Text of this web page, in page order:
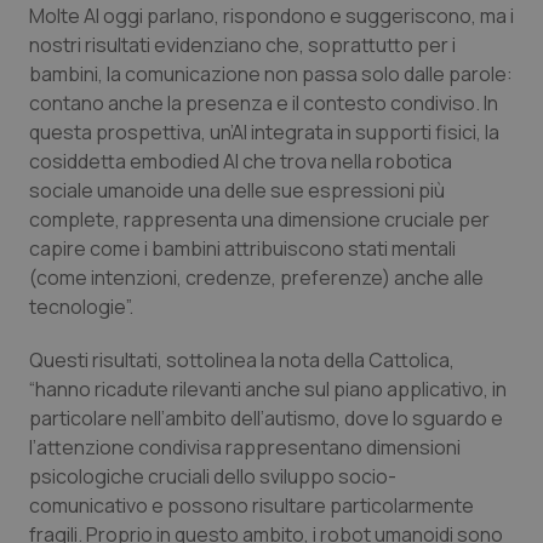
Salute orale & impianti
Sangue & coagulazione
Tiroide
Tumore al seno
Tumore ovarico
Tumori gastrointestinali
Ulcera & Reflusso
Vaccini
Molte AI oggi parlano, rispondono e suggeriscono, ma i
nostri risultati evidenziano che, soprattutto per i
bambini, la comunicazione non passa solo dalle parole:
contano anche la presenza e il contesto condiviso. In
questa prospettiva, un’AI integrata in supporti fisici, la
cosiddetta embodied AI che trova nella robotica
sociale umanoide una delle sue espressioni più
complete, rappresenta una dimensione cruciale per
capire come i bambini attribuiscono stati mentali
(come intenzioni, credenze, preferenze) anche alle
tecnologie”.
Questi risultati, sottolinea la nota della Cattolica,
“hanno ricadute rilevanti anche sul piano applicativo, in
particolare nell’ambito dell’autismo, dove lo sguardo e
l’attenzione condivisa rappresentano dimensioni
psicologiche cruciali dello sviluppo socio-
comunicativo e possono risultare particolarmente
fragili. Proprio in questo ambito, i robot umanoidi sono